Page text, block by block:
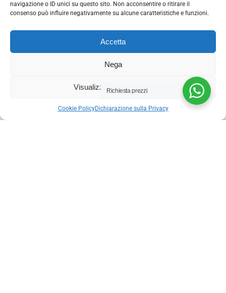
navigazione o ID unici su questo sito. Non acconsentire o ritirare il
consenso può influire negativamente su alcune caratteristiche e funzioni.
Accetta
Nega
Visualizza le preferenze
Cookie PolicyDichiarazione sulla Privacy
Richiesta prezzi